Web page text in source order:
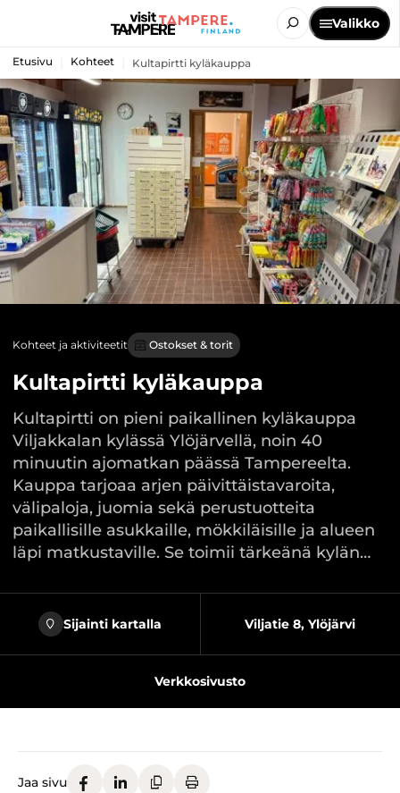
Valikko
Etusivu Kohteet Kultapirtti kyläkauppa
Kohteet ja aktiviteetit Ostokset & torit
Kultapirtti kyläkauppa
Kultapirtti on pieni paikallinen kyläkauppa
Viljakkalan kylässä Ylöjärvellä, noin 40
minuutin ajomatkan päässä Tampereelta.
Kauppa tarjoaa arjen päivittäistavaroita,
välipaloja, juomia sekä perustuotteita
paikallisille asukkaille, mökkiläisille ja alueen
läpi matkustaville. Se toimii tärkeänä kylän…
Sijainti kartalla Viljatie 8, Ylöjärvi
Verkkosivusto
Jaa sivu